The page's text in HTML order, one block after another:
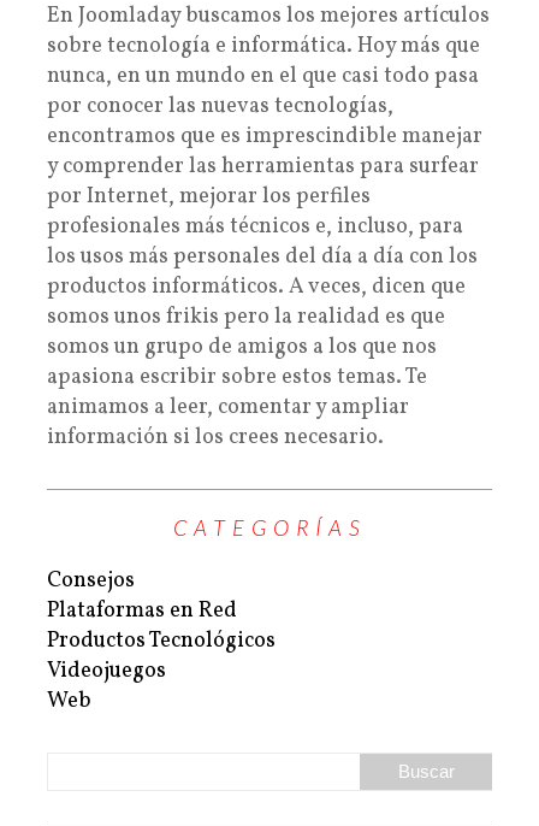
En Joomladay buscamos los mejores artículos
sobre tecnología e informática. Hoy más que
nunca, en un mundo en el que casi todo pasa
por conocer las nuevas tecnologías,
encontramos que es imprescindible manejar
y comprender las herramientas para surfear
por Internet, mejorar los perfiles
profesionales más técnicos e, incluso, para
los usos más personales del día a día con los
productos informáticos. A veces, dicen que
somos unos frikis pero la realidad es que
somos un grupo de amigos a los que nos
apasiona escribir sobre estos temas. Te
animamos a leer, comentar y ampliar
información si los crees necesario.
CATEGORÍAS
Consejos
Plataformas en Red
Productos Tecnológicos
Videojuegos
Web